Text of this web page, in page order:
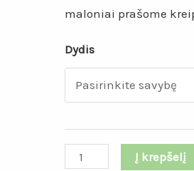
maloniai prašome
Dydis
produkto
Į krepšelį